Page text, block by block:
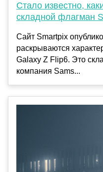
Стало известно,
складной флагман
Сайт Smartpix
раскрываются
Galaxy Z Flip6. Это
компания Sams...